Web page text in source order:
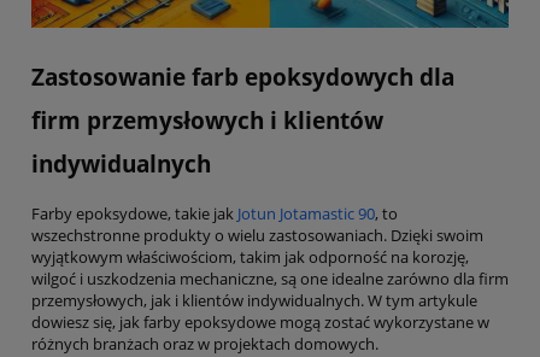
Zastosowanie farb epoksydowych dla
firm przemysłowych i klientów
indywidualnych
Farby epoksydowe, takie jak Jotun Jotamastic 90, to
wszechstronne produkty o wielu zastosowaniach. Dzięki swoim
wyjątkowym właściwościom, takim jak odporność na korozję,
wilgoć i uszkodzenia mechaniczne, są one idealne zarówno dla firm
przemysłowych, jak i klientów indywidualnych. W tym artykule
dowiesz się, jak farby epoksydowe mogą zostać wykorzystane w
różnych branżach oraz w projektach domowych.